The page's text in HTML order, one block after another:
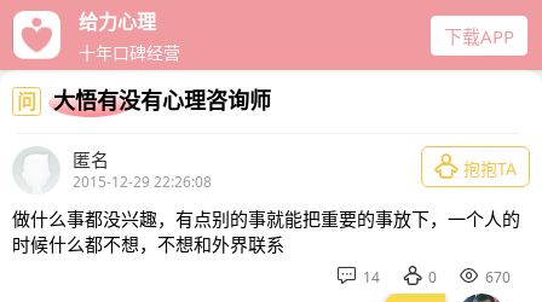
给力心理
十年口碑经营
下载APP
问 大悟有没有心理咨询师
匿名
2015-12-29 22:26:08
 抱抱TA
做什么事都没兴趣，有点别的事就能把重要的事放下，一个人的
时候什么都不想，不想和外界联系
 14  0  670